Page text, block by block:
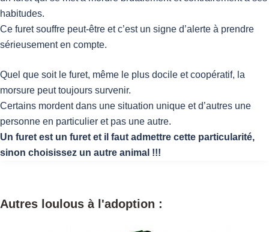
habitudes.
Ce furet souffre peut-être et c’est un signe d’alerte à prendre
sérieusement en compte.
Quel que soit le furet, même le plus docile et coopératif, la
morsure peut toujours survenir.
Certains mordent dans une situation unique et d’autres une
personne en particulier et pas une autre.
Un furet est un furet et il faut admettre cette particularité,
sinon choisissez un autre animal !!!
Autres loulous à l'adoption :